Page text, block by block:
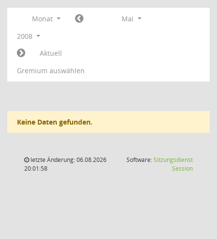
Monat
Mai
2008
Aktuell
Gremium auswählen
Keine Daten gefunden.
letzte Änderung: 06.08.2026
20:01:58
Software:Sitzungsdienst
Session(Wird in